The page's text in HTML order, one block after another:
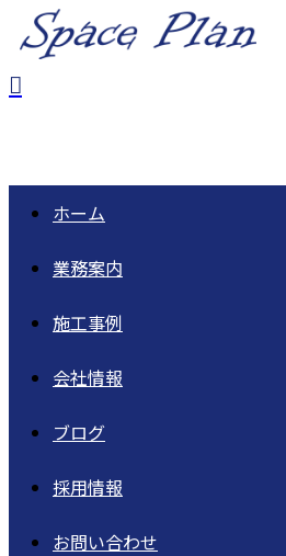
ホーム
業務案内
施工事例
会社情報
ブログ
採用情報
お問い合わせ